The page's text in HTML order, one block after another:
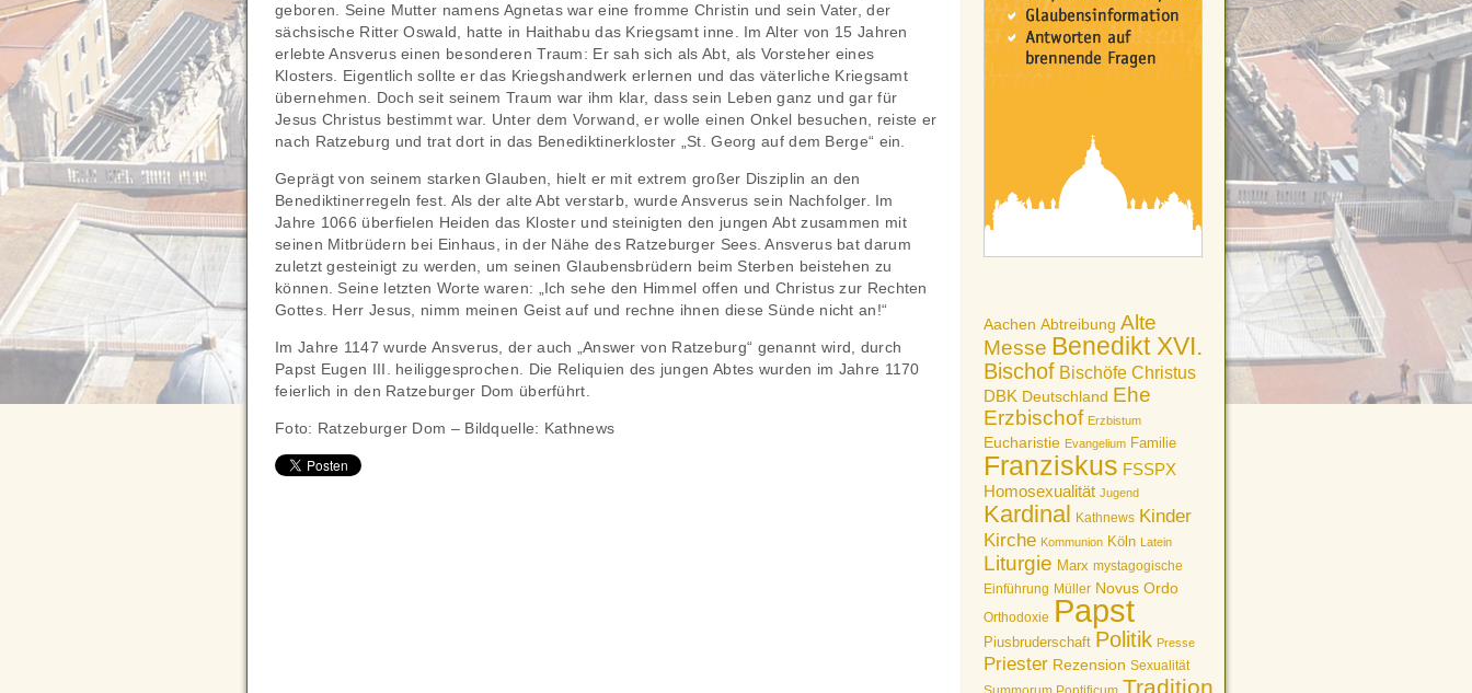
Aachen Abtreibung Alte
Messe Benedikt XVI.
Bischof Bischöfe Christus
DBK Deutschland Ehe
Erzbischof Erzbistum
Eucharistie Evangelium Familie
Franziskus FSSPX
Homosexualität Jugend
Kardinal Kathnews Kinder
Kirche Kommunion Köln Latein
Liturgie Marx mystagogische
Einführung Müller Novus Ordo
Orthodoxie Papst
Piusbruderschaft Politik Presse
Priester Rezension Sexualität
Tradition
geboren. Seine Mutter namens Agnetas war eine fromme Christin und sein Vater, der
sächsische Ritter Oswald, hatte in Haithabu das Kriegsamt inne. Im Alter von 15 Jahren
erlebte Ansverus einen besonderen Traum: Er sah sich als Abt, als Vorsteher eines
Klosters. Eigentlich sollte er das Kriegshandwerk erlernen und das väterliche Kriegsamt
übernehmen. Doch seit seinem Traum war ihm klar, dass sein Leben ganz und gar für
Jesus Christus bestimmt war. Unter dem Vorwand, er wolle einen Onkel besuchen, reiste er
nach Ratzeburg und trat dort in das Benediktinerkloster „St. Georg auf dem Berge“ ein.
Geprägt von seinem starken Glauben, hielt er mit extrem großer Disziplin an den
Benediktinerregeln fest. Als der alte Abt verstarb, wurde Ansverus sein Nachfolger. Im
Jahre 1066 überfielen Heiden das Kloster und steinigten den jungen Abt zusammen mit
seinen Mitbrüdern bei Einhaus, in der Nähe des Ratzeburger Sees. Ansverus bat darum
zuletzt gesteinigt zu werden, um seinen Glaubensbrüdern beim Sterben beistehen zu
können. Seine letzten Worte waren: „Ich sehe den Himmel offen und Christus zur Rechten
Gottes. Herr Jesus, nimm meinen Geist auf und rechne ihnen diese Sünde nicht an!“
Im Jahre 1147 wurde Ansverus, der auch „Answer von Ratzeburg“ genannt wird, durch
Papst Eugen III. heiliggesprochen. Die Reliquien des jungen Abtes wurden im Jahre 1170
feierlich in den Ratzeburger Dom überführt.
Foto: Ratzeburger Dom – Bildquelle: Kathnews